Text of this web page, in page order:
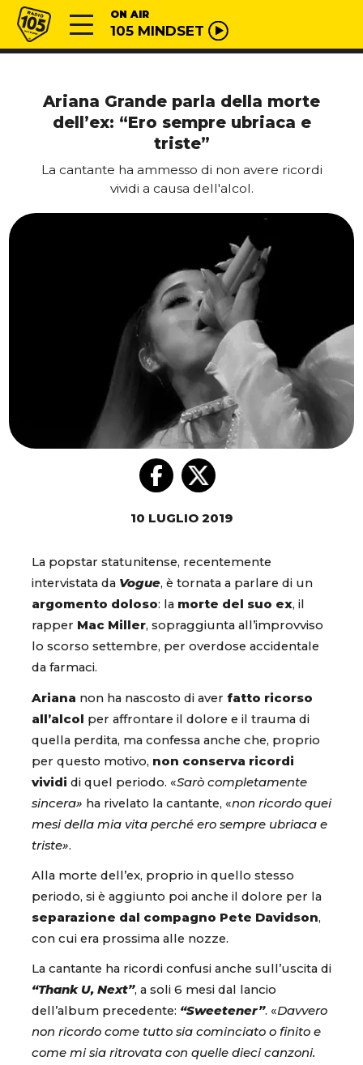
Vai al contenuto
Radio 105 ON AIR
105 MINDSET
Ariana Grande parla della morte
dell’ex: “Ero sempre ubriaca e
triste”
La cantante ha ammesso di non avere ricordi
vividi a causa dell'alcol.
10 LUGLIO 2019
La popstar statunitense, recentemente
intervistata da Vogue, è tornata a parlare di un
argomento doloso: la morte del suo ex, il
rapper Mac Miller, sopraggiunta all’improvviso
lo scorso settembre, per overdose accidentale
da farmaci.
Ariana non ha nascosto di aver fatto ricorso
all’alcol per affrontare il dolore e il trauma di
quella perdita, ma confessa anche che, proprio
per questo motivo, non conserva ricordi
vividi di quel periodo. «Sarò completamente
sincera» ha rivelato la cantante, «non ricordo quei
mesi della mia vita perché ero sempre ubriaca e
triste».
Alla morte dell’ex, proprio in quello stesso
periodo, si è aggiunto poi anche il dolore per la
separazione dal compagno Pete Davidson,
con cui era prossima alle nozze.
La cantante ha ricordi confusi anche sull’uscita di
“Thank U, Next”, a soli 6 mesi dal lancio
dell’album precedente: “Sweetener”. «Davvero
non ricordo come tutto sia cominciato o finito e
come mi sia ritrovata con quelle dieci canzoni.